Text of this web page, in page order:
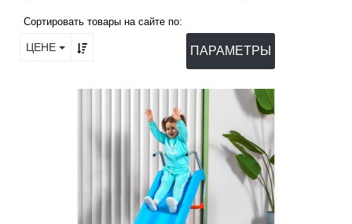
Сортировать товары на сайте по:
ЦЕНЕ ПАРАМЕТРЫ